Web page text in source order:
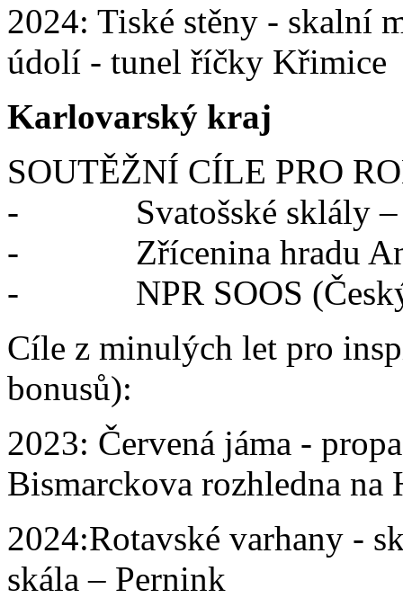
2024: Tiské stěny - skalní
údolí - tunel říčky Křimice
Karlovarský kraj
SOUTĚŽNÍ CÍLE PRO
- Svatošské sklály –
- Zřícenina hradu
- NPR SOOS (Český
Cíle z minulých let pro
bonusů):
2023: Červená jáma -
Bismarckova rozhledna na
2024:Rotavské varhany -
skála – Pernink